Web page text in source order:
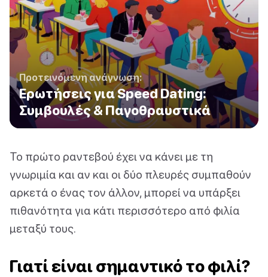
Προτεινόμενη ανάγνωση:
Ερωτήσεις για Speed Dating:
Συμβουλές & Παγοθραυστικά
Το πρώτο ραντεβού έχει να κάνει με τη
γνωριμία και αν και οι δύο πλευρές συμπαθούν
αρκετά ο ένας τον άλλον, μπορεί να υπάρξει
πιθανότητα για κάτι περισσότερο από φιλία
μεταξύ τους.
Γιατί είναι σημαντικό το φιλί?